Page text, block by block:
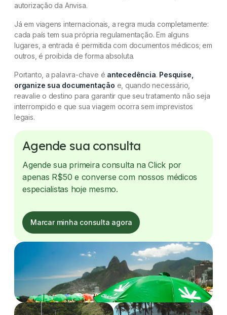
autorização da Anvisa.
Já em viagens internacionais, a regra muda completamente:
cada país tem sua própria regulamentação. Em alguns
lugares, a entrada é permitida com documentos médicos; em
outros, é proibida de forma absoluta.
Portanto, a palavra-chave é antecedência. Pesquise,
organize sua documentação e, quando necessário,
reavalie o destino para garantir que seu tratamento não seja
interrompido e que sua viagem ocorra sem imprevistos
legais.
Agende sua consulta
Agende sua primeira consulta na Click por
apenas R$50 e converse com nossos médicos
especialistas hoje mesmo.
Marcar minha consulta agora